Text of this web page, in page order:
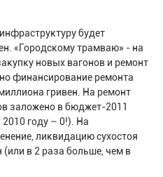
будет
«Городскому трамваю» - на
новых вагонов и ремонт
финансирование ремонта
гривен. На ремонт
заложено в бюджет-2011
2010 году – 0!). На
ликвидацию сухостоя
в 2 раза больше, чем в